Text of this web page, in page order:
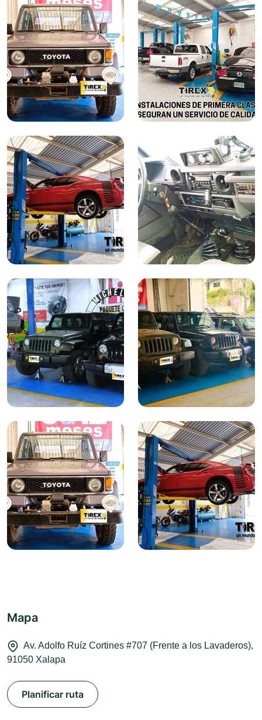
Mapa
Av. Adolfo Ruíz Cortines #707 (Frente a los Lavaderos),
91050 Xalapa
Planificar ruta